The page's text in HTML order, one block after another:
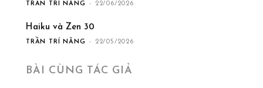
TRẦN TRÍ NĂNG - 22/06/2026
Haiku và Zen 30
TRẦN TRÍ NĂNG - 22/05/2026
BÀI CÙNG TÁC GIẢ